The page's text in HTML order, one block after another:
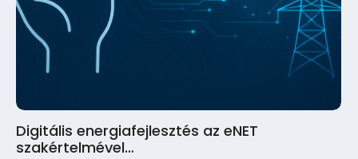
Digitális energiafejlesztés az eNET
szakértelmével…